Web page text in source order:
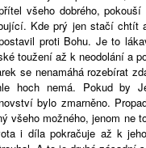
všeho dobrého,
Kde prý jen stačí chtít
proti Bohu. Je to
toužení až k neodolání a
se nenamáhá rozebírat
hoch nemá. Pokud by
bylo zmarněno.
všeho možného, jenom ne
i díla pokračuje až k